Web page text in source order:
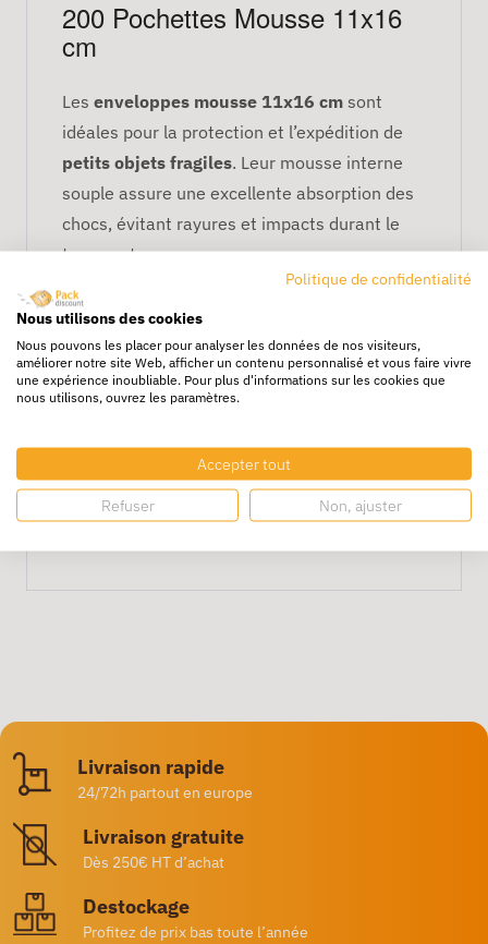
200 Pochettes Mousse 11x16
cm
Les enveloppes mousse 11x16 cm sont
idéales pour la protection et l’expédition de
petits objets fragiles. Leur mousse interne
souple assure une excellente absorption des
chocs, évitant rayures et impacts durant le
transport.
Avantages
Mousse protectrice anti-choc
Légèreté idéale pour réduire les frais
d'expédition
Parfaites pour bijoux, composants,
petits accessoires
Livraison rapide
24/72h partout en europe
Livraison gratuite
Dès 250€ HT d’achat
Destockage
Profitez de prix bas toute l’année
Politique de confidentialité
Nous utilisons des cookies
Nous pouvons les placer pour analyser les données de nos visiteurs,
améliorer notre site Web, afficher un contenu personnalisé et vous faire vivre
une expérience inoubliable. Pour plus d'informations sur les cookies que
nous utilisons, ouvrez les paramètres.
Accepter tout
Refuser Non, ajuster